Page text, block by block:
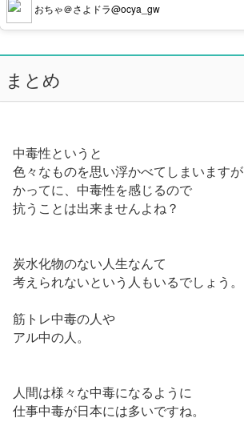
おちゃ＠さよドラ@ocya_gw
まとめ
中毒性というと
色々なものを思い浮かべてしまいますが
かってに、中毒性を感じるので
抗うことは出来ませんよね？
炭水化物のない人生なんて
考えられないという人もいるでしょう。
筋トレ中毒の人や
アル中の人。
人間は様々な中毒になるように
仕事中毒が日本には多いですね。